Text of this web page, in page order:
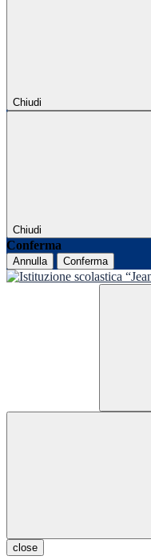
Chiudi
Chiudi
Conferma
Annulla Conferma
close